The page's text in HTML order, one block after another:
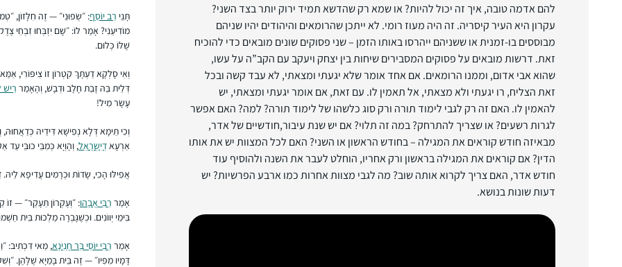
להם אדמה טובה, איך זה יכול להיות? או שמא רק שהדשא תמיד ירוק יותר בצד השני?
עקרון היא העיר קיסריה. זה היה מעוז רומי. לא ייתכן שהרומאים והיהודים יהיו שניהם
מבוססים בו-זמנית או ששניהם ייהרסו באותו הזמן – שני פסוקים שונים מובאים כדי להוכיח
זאת. דרשות מובאים על פסוקים המסבירים שיחות בין יצחק ויעקב עם הקב”ה על עשו,
שהוא אבי אדום, וממנו הרומאים. אם אחד אומר שלא יגעתי ומצאתי, לא עבד קשה ובכל
זאת הצליח, רו יגעתי ולא מצאתי, אל תאמין לו. עם זאת, אם אומר יגעתי ומצאתי, יש
להאמין לו. האם זה רק לגבי לימוד תורה ורק סוג כלשהו של לימוד תורה? למה? האם אפשר
לגרות רשעים? או שצריך להתרחק? במה זה תלוי? אם יש שנת עיבור,חודשיים של אדר,
מבאיזה חודש קוראים את המגילה – בחודש הראשון או השני? האם לכל המצוות יש את אותו
הדין? אם קוראים את המגילה בראשון ורק אחריו, הוחלט לעבר את השנה ולהוסיף עוד
חודש אדר, האם צריך לקרוא אותה שוב? מה לגבי מצוות אחרות כמו ארבע הפרשיות? יש
דעות שונות בנושא.
תָּנֵי רַב יוֹסֵף: ״שְׂפוּנֵי״ — זֶה חִלָּזוֹן,
מוֹדִיעֵנִי? אָמַר לוֹ: ״שָׁם יִזְבְּחוּ זִבְחֵי
שֶׁלּוֹ כְּלוּם.
וְאִי סָלְקָא דַעְתָּךְ קִטְרוֹן זוֹ צִיפּוֹרִי,
דְּלֵית בַּהּ זָבַת חָלָב וּדְבָשׁ, וְהָאָמַר רֵישׁ
עָשָׂר מִיל!
וְכִי תֵּימָא דְּלָא נְפִישָׁא דִּידֵיהּ
אַרְעָאדְיִשְׂרָאֵל, וְהָוְיָא כְּמִבֵּי כוּבֵּי עַד
אֲפִילּוּ הָכִי, שָׂדוֹת וּכְרָמִים עֲדִיפָא לֵיהּ.
אָמַר רַבִּי אֲבָהוּ: ״וְעֶקְרוֹן תֵּעָקֵר״ — זוֹ
בִּימֵי יְווֹנִים. וּכְשֶׁגָּבְרָה מַלְכוּת בֵּית
אָמַר רַבִּי יוֹסֵי בַּר חֲנִינָא, מַאי דִּכְתִיב:
דָּמָיו מִפִּיו״ — זֶה בֵּית בָּמַיָּא שֶׁלָּהֶן.